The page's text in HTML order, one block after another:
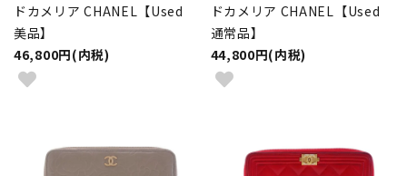
ドカメリア CHANEL【Used
美品】
46,800円(内税)
ドカメリア CHANEL【Used
通常品】
44,800円(内税)